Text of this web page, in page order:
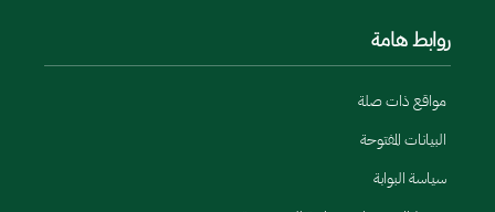
روابط هامة
مواقع ذات صلة
البيانات المفتوحة
سياسة البوابة